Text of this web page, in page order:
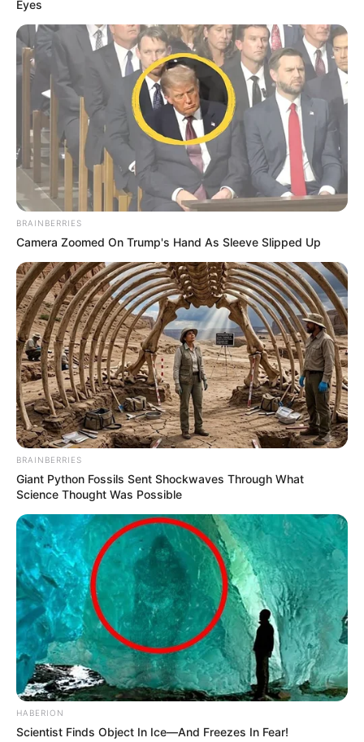
YOUTUBE ΕΓΓΡΑΦΕΊΤΕ
EMAIL ΑΚΟΛΟΥΘΉΣΤΕ
Eyes
BRAINBERRIES
Camera Zoomed On Trump's Hand As Sleeve Slipped Up
BRAINBERRIES
Giant Python Fossils Sent Shockwaves Through What
Science Thought Was Possible
HABERION
Scientist Finds Object In Ice—And Freezes In Fear!